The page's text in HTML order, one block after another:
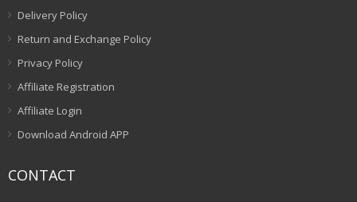
Delivery Policy
Return and Exchange Policy
Privacy Policy
Affiliate Registration
Affiliate Login
Download Android APP
CONTACT